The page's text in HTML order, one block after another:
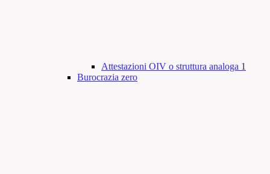
Attestazioni OIV o struttura analoga 1
Burocrazia zero